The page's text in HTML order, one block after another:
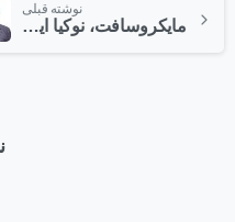
نوشته قبلی
مایکروسافت، نوکیا ایکس اندرویدی را نابود کرد